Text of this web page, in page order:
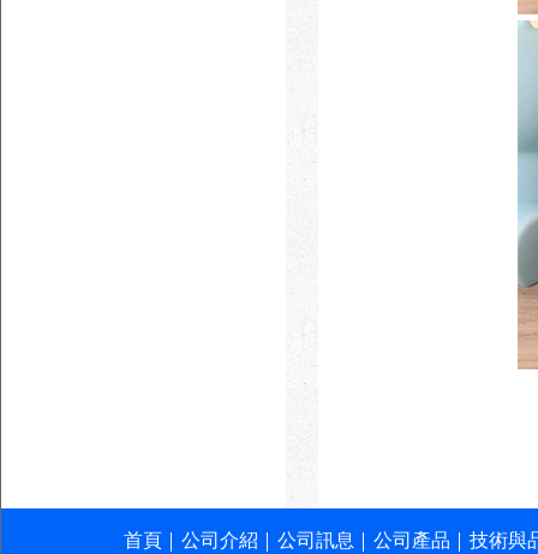
首頁 公司介紹 公司訊息 公司產品 技術與